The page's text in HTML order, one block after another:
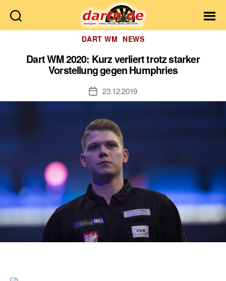
Dartn.de
Kategorien
DART WM NEWS
Dart WM 2020: Kurz verliert trotz starker
Vorstellung gegen Humphries
Veröffentlichungsdatum
23.12.2019